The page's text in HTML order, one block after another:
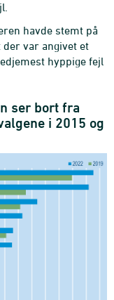
havde stemt på
var angivet et
hyppige fejl
ser bort fra
i 2015 og